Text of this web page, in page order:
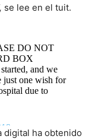
se lee en el tuit.
DO NOT
BOX
and we
just one wish for
due to
digital ha obtenido